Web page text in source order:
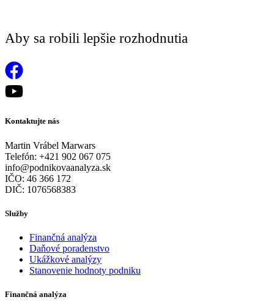
Aby sa robili lepšie rozhodnutia
Kontaktujte nás
Martin Vrábel Marwars
Telefón: +421 902 067 075
info@podnikovaanalyza.sk
IČO: 46 366 172
DIČ: 1076568383
Služby
Finančná analýza
Daňové poradenstvo
Ukážkové analýzy
Stanovenie hodnoty podniku
Finančná analýza